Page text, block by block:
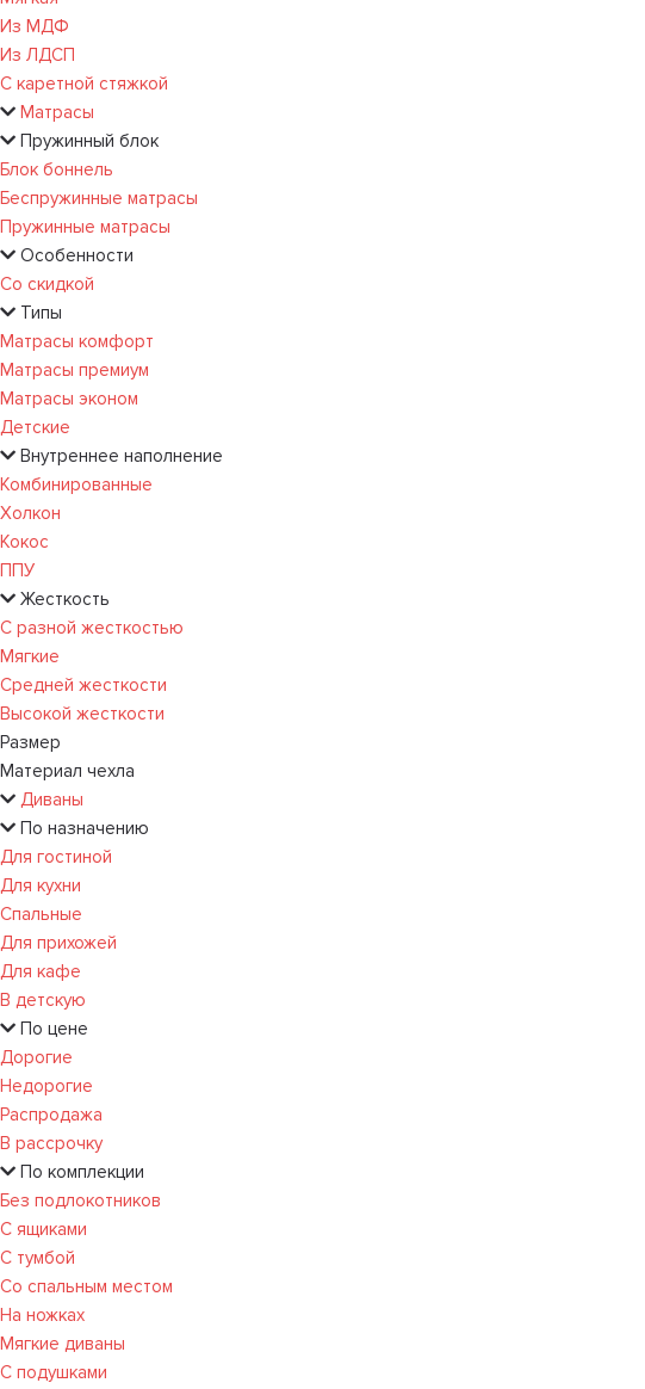
Из МДФ
Из ЛДСП
С каретной стяжкой
Матрасы
Пружинный блок
Блок боннель
Беспружинные матрасы
Пружинные матрасы
Особенности
Со скидкой
Типы
Матрасы комфорт
Матрасы премиум
Матрасы эконом
Детские
Внутреннее наполнение
Комбинированные
Холкон
Кокос
ППУ
Жесткость
С разной жесткостью
Мягкие
Средней жесткости
Высокой жесткости
Размер
Материал чехла
Диваны
По назначению
Для гостиной
Для кухни
Спальные
Для прихожей
Для кафе
В детскую
По цене
Дорогие
Недорогие
Распродажа
В рассрочку
По комплекции
Без подлокотников
С ящиками
С тумбой
Со спальным местом
На ножках
Мягкие диваны
С подушками